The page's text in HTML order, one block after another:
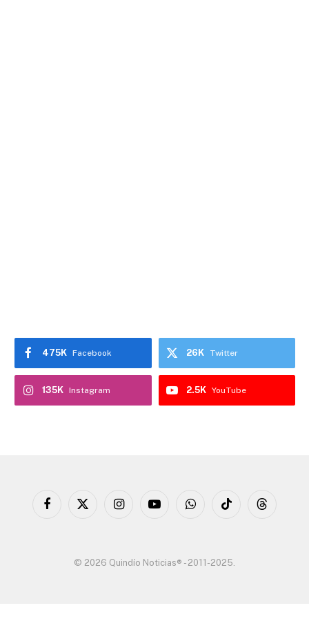
Facebook
475K Twitter
26K
Instagram
135K YouTube
2.5K
Facebook
X
InstagramYouTubeWhatsAppTikTok Threads
© 2026 Quindío Noticias® - 2011-2025.